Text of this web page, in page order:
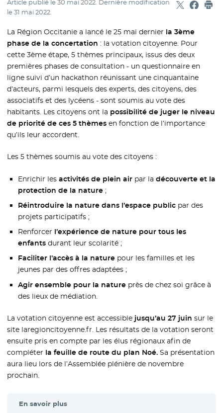
Article publié le30 mai 2022. Dernière modification
le31 mai 2022. Partager
- Nouvelle
-
La Région Occitanie a lancé le 25 mai dernier la 3ème
phase de la concertation : la votation citoyenne. Pour
cette 3ème étape, 5 thèmes principaux, issus des deux
premières phases de consultation - un questionnaire en
ligne suivi d’un hackathon réunissant une cinquantaine
d’acteurs, parmi lesquels des experts, des citoyens, des
associatifs et des lycéens - sont soumis au vote des
habitants. Les citoyens ont la possibilité de juger le niveau
de priorité de ces 5 thèmes en fonction de l’importance
qu’ils leur accordent.
Les 5 thèmes soumis au vote des citoyens :
Enrichir les activités de plein air par la découverte et la
protection de la nature;
Réintroduire la nature dans l’espace publicpar des
projets participatifs ;
Renforcer l’expérience de nature pour tous les
enfantsdurant leur scolarité ;
Faciliter l’accès à la naturepour les familles et les
jeunes par des offres adaptées ;
Agir ensemble pour la natureprès de chez soi grâce à
des lieux de médiation.
La votation citoyenne est accessible jusqu’au 27 juin sur le
site laregioncitoyenne.fr. Les résultats de la votation seront
ensuite pris en compte par les élus régionaux afin de
compléter la feuille de route du plan Noé. Sa présentation
aura lieu lors de l’Assemblée plénière de novembre
prochain.
En savoir plus